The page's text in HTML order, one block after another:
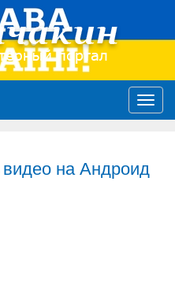
видео на Андроид